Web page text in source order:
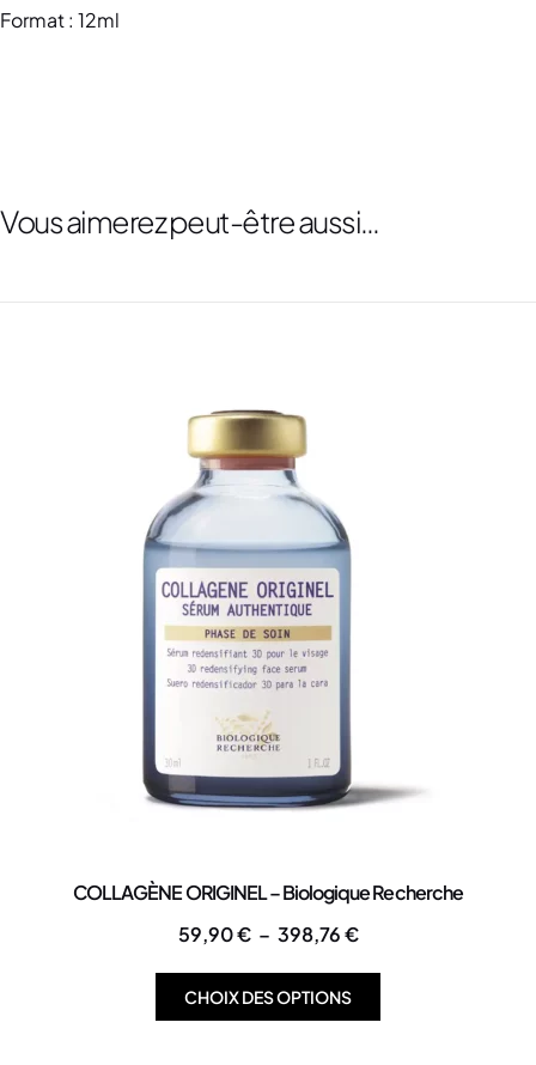
Format : 12ml
Vous aimerez peut-être aussi…
COLLAGÈNE ORIGINEL – Biologique Recherche
59,90€ – 398,76€
CHOIX DES OPTIONS